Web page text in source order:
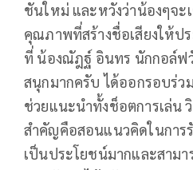
ชันใหม่ และหวังว่าน้องๆจะ
คุณภาพที่สร้างชื่อเสียงให้ป
ที่ น้องณัฎฐ์ อินทร นักกอล์ฟ
สนุกมากครับ ได้ออกรอบร่
ช่วยแนะนำทั้งช็อตการเล่น
สำคัญคือสอนแนวคิดในการ
เป็นประโยชน์มากและสาม